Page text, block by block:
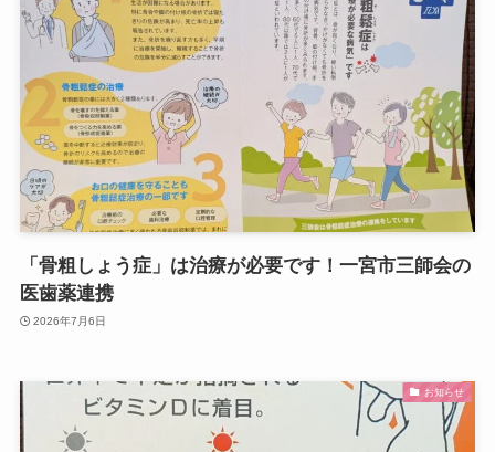
「骨粗しょう症」は治療が必要です！一宮市三師会の
医歯薬連携
2026年7月6日
お知らせ